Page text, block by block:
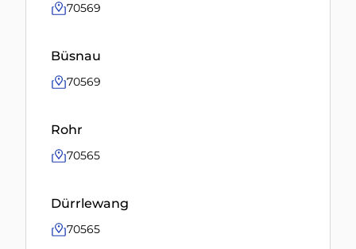
70569
Büsnau
70569
Rohr
70565
Dürrlewang
70565